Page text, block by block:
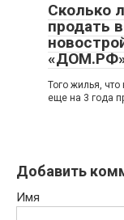
Сколько
продать
Того жилья,
еще на 3 года
Добавить
Имя